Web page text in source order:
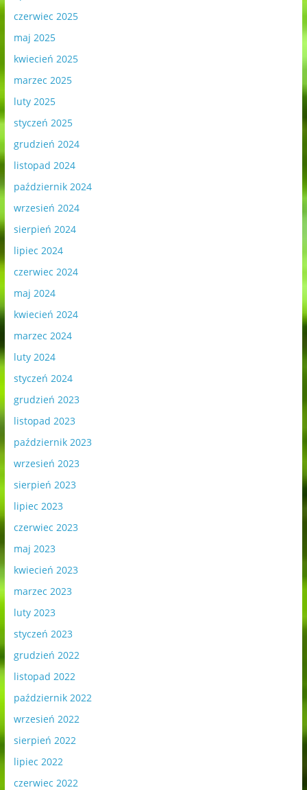
czerwiec 2025
maj 2025
kwiecień 2025
marzec 2025
luty 2025
styczeń 2025
grudzień 2024
listopad 2024
październik 2024
wrzesień 2024
sierpień 2024
lipiec 2024
czerwiec 2024
maj 2024
kwiecień 2024
marzec 2024
luty 2024
styczeń 2024
grudzień 2023
listopad 2023
październik 2023
wrzesień 2023
sierpień 2023
lipiec 2023
czerwiec 2023
maj 2023
kwiecień 2023
marzec 2023
luty 2023
styczeń 2023
grudzień 2022
listopad 2022
październik 2022
wrzesień 2022
sierpień 2022
lipiec 2022
czerwiec 2022